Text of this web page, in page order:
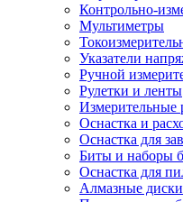
Контрольно-
Мультиметры
Указатели
Ручной
Рулетки и ленты
Измерительные
Оснастка и
Оснастка для
Биты и наборы
Оснастка для
Алмазные диски